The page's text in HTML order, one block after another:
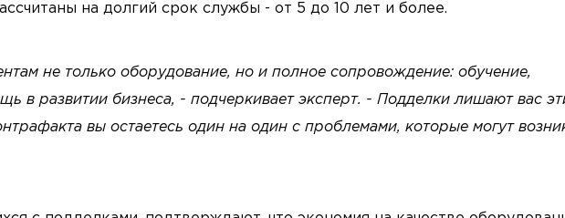
на долгий срок службы - от 5 до 10 лет и более.
не только оборудование, но и полное сопровождение: обучение,
в развитии бизнеса, - подчеркивает эксперт. - Подделки лишают вас
вы остаетесь один на один с проблемами, которые могут